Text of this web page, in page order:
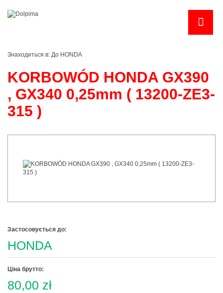
Знаходиться в: До HONDA
KORBOWÓD HONDA GX390
, GX340 0,25mm ( 13200-ZE3-
315 )
Застосовується до:
HONDA
Ціна брутто:
80,00 zł